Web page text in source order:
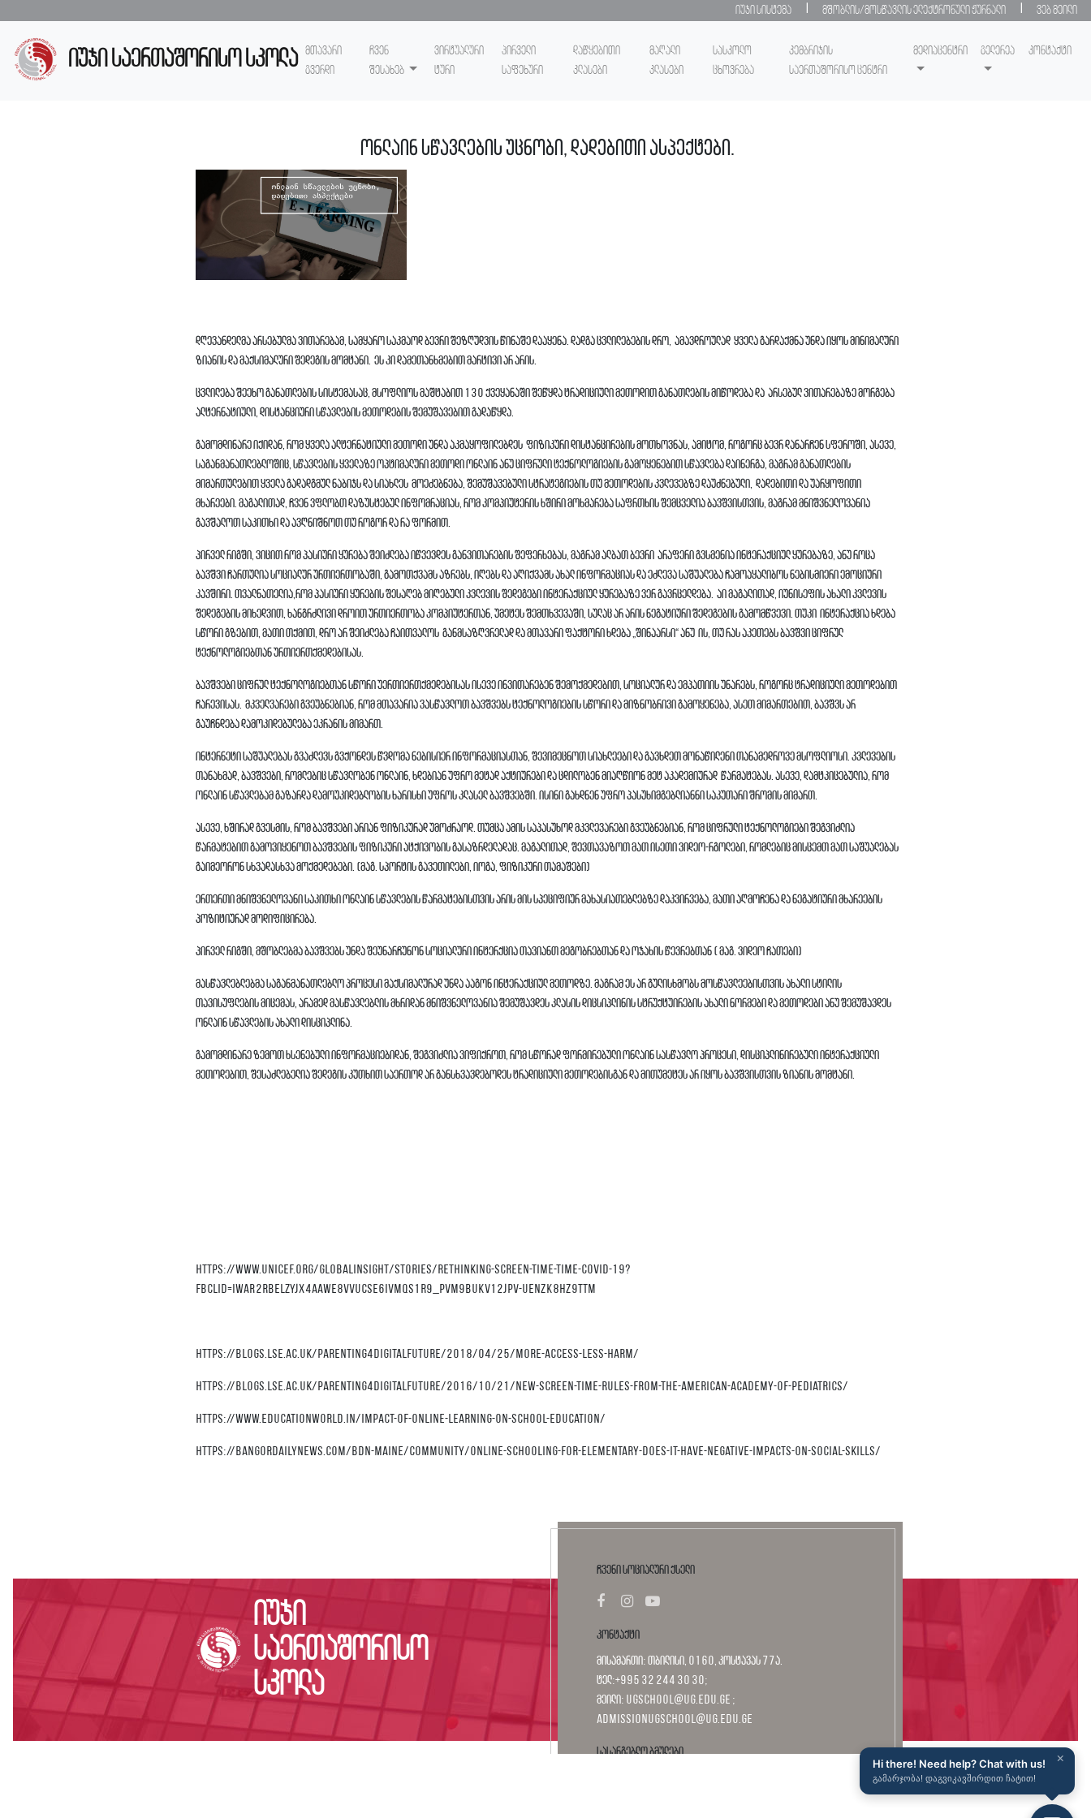
იუჯი სისტემა მშობლის/მოსწავლის ელექტრონული ჟურნალი ვებ მეილი
იუჯი საერთაშორისო სკოლა მთავარი
გვერდი
ჩვენ
შესახებ
ვირტუალური
ტური
პირველი
საფეხური
დაწყებითი
კლასები
მაღალი
კლასები
სასკოლო
ცხოვრება
კემბრიჯის
საერთაშორისო ცენტრი
მედიაცენტრი გელერეა კონტაქტი
ონლაინ სწავლების უცნობი, დადებითი ასპექტები.
დღევანდელმა არსებულმა ვითარებამ, სამყარო საკმაოდ ბევრი შეზღუდვის წინაშე დააყენა. დადგა ცვლილებების დრო, ამავდროულად ყველა გარდაქმნა უნდა იყოს მინიმალური
ზიანის და მაქსიმალური შედეგის მომტანი. ეს კი დამეთანხმებით მარტივი არ არის.
ცვლილება შეეხო განათლების სისტემასაც, მსოფლიოს მაშტაბით 130 ქვეყანაში შეწყდა ტრადიციული მეთოდით განათლების მიწოდება და არსებულ ვითარებაზე მორგება
ალტერნატიული, დისტანციური სწავლების მეთოდების შემუშავებით გადაწყდა.
გამომდინარე იქიდან, რომ ყველა ალტერნატიული მეთოდი უნდა აკმაყოფილებდეს ფიზიკური დისტანცირების მოთხოვნას, ამიტომ, როგორც ბევრ დანარჩენ სფეროში, ასევე,
საგანმანათლებლოშიც, სწავლების ყველაზე ოპტიმალური მეთოდი ონლაინ ანუ ციფრული ტექნოლოგიების გამოყენებით სწავლება დაინერგა, მაგრამ განათლების
მიმართულებით ყველა გადადგმულ ნაბიჯს და სიახლეს მოეძებნება, შემუშავებული სტრატეგიების თუ მეთოდების კვლევებზე დაუძნებული, დადებითი და უარყოფითი
მხარეები. მაგალითად, ჩვენ ვფლობთ დაზუსტებულ ინფომრაციას, რომ კომპიუტერის ხშირი მოხმარება საფრთხის შემცველია ბავშვისთვის, მაგრამ მნიშვნელოვანია
გავშალოთ საკითხი და ავღნიშნოთ თუ როგორ და რა ფორმით.
პირველ რიგში, ვიცით რომ პასიური ყურება შეიძლება იწვევდეს განვითარების შეფერხებას, მაგრამ ალბათ ბევრი არაფერი გვსმენია ინტერაქციულ ყურებაზე, ანუ როცა
ბავშვი ჩართულია სოციალურ ურთიერთობაში, გამოთქვამს აზრებს, იღებს და აღიქვამს ახალ ინფორმაციას და ეძლევა საშუალება ჩამოაყალიბოს ნებისმიერი ემოციური
კავშირი. თვალნათელია,რომ პასიური ყურების შესაღებ მიღებული კვლევის შედეგები ინტერაქციულ ყურებაზე ვერ გავრცელდება. აი მაგალითად, იუნისეფის ახალი კვლევის
შედეგების მიხედვით, ხანგრძლივი დროით ურთიერთობა კომპიუტერთან, უმეტეს შემთხვევაში, სულაც არ არის ნეგატიური შედეგების გამომწვევი. თუკი ინტერაქცია ხდება
სწორი გზებით, მათი თქმით, დრო არ შეიძლება ჩაითვალოს განმსაზღვრელად და მთავარი ფაქტორი ხდება „შინაარსი“ ანუ ის, თუ რას აკეთებს ბავშვი ციფრულ
ტექნოლოგიებთან ურთიერთქმედებისას.
ბავშვები ციფრულ ტექნოლოგიებთან სწორი უერთიერთქმედებისას ისევე ინვითარებენ შემოქმედებით, სოციალურ და ემპათიის უნარებს, როგორც ტრადიციული მეთოდებით
ჩარევისას. მკველვარები გვეუბნებიან, რომ მთავარია ვასწავლოთ ბავშვებს ტექნოლოგიების სწორი და მიზნობრივი გამოყენება, ასეთ მიმართებით, ბავშვს არ
გაუჩნდება დამოკიდებულება ეკრანის მიმართ.
ინტერნეტი საშუალებას გვაძლევს გვქონდეს წვდომა ნებისიერ ინფორმაციასთან, შევიმეცნოთ სიახლეები და გავხდეთ მონაწილენი თანამედროვე მსოფლიოსი. კვლევების
თანახმად, ბავშვები, რომლებიც სწავლობენ ონლაინ, ხდებიან უფრო მეტად აქტიურები და ცდილობენ მიაღწიონ მეტ აკადემიურად წარმატებას. ასევე, დამტკიცებულია, რომ
ონლაინ სწავლებამ გაზარდა დამოუკიდებლობის ხარისხი უფროს კლასელ ბავშვებში. ისინი გახდნენ უფრო პასუხიმგებლიანნი საკუთარი შრომის მიმართ.
ასევე, ხშირად გვესმის, რომ ბავშვები არიან ფიზიკურად უმოძრაოდ. თუმცა ამის საპასუხოდ მკვლევარები გვეუბნებიან, რომ ციფრული ტექნოლოგიები შეგვიძლია
წარმატებით გამოვიყენოთ ბავშვების ფიზიკური ატქივობის გასაზრდელადაც. მაგალითად, შევთავაზოთ მათ ისეთი ვიდეო-რგოლები, რომლებიც მისცემთ მათ საშუალებას
გაიმეორონ სხვადასხვა მოქმედებები. (მაგ. სპორტის გავეთილები, იოგა, ფიზიკური თამაშები)
ერთერთი მნიშვნელოვანი საკითხი ონლაინ სწავლების წარმატებისთვის არის მის სპეციფიურ მახასიათებლებზე დაკვირვება, მათი აღმოჩენა და ნეგატიური მხარეების
პოზიტიურად მოდიფიცირება.
პირველ რიგში, მშობლებმა ბავშვებს უნდა შეუნარჩუნონ სოციალური ინტერქცია თავიანთ მეგობრებთან და ოჯახის წევრებთან ( მაგ. ვიდეო ჩათები)
მასწავლებლებმა საგანმანათლებლო პროცესი მაქსიმალურად უნდა ააგონ ინტერაქციულ მეთოდზე. მაგრამ ეს არ გულისხმობს მოსწავლეებისთვის ახალი სტილის
თავისუფლების მიცემას, არამედ მასწავლებლის მხრიდან მნიშვნელოვანია შემუშავდეს კლასის დიცსიპლინის სტრუქტუირების ახალი ნორმები და მეთოდები ანუ შემუშავდეს
ონლაინ სწავლების ახალი დისციპლინა.
გამომდინარე ზემოთ ხსენებული ინფორმაციებიდან, შეგვიძლია ვიფიქროთ, რომ სწორად ფორმირებული ონლაინ სასწავლო პროცესი, დისციპლინირებული ინტერაქციული
მეთოდებით, შესაძლებელია შედეგის კუთხით საერთოდ არ განსხვავდებოდეს ტრადიციული მეთოდებისგან და მითუმეტეს არ იყოს ბავშვისთვის ზიანის მომტანი.
https://www.unicef.org/globalinsight/stories/rethinking-screen-time-time-covid-19?
fbclid=IwAR2rBELZYjX4aawE8VvUcsE6IVMQs1r9_pvm9BuKv12Jpv-uENzK8Hz9TtM
https://blogs.lse.ac.uk/parenting4digitalfuture/2018/04/25/more-access-less-harm/
https://blogs.lse.ac.uk/parenting4digitalfuture/2016/10/21/new-screen-time-rules-from-the-american-academy-of-pediatrics/
https://www.educationworld.in/impact-of-online-learning-on-school-education/
https://bangordailynews.com/bdn-maine/community/online-schooling-for-elementary-does-it-have-negative-impacts-on-social-skills/
იუჯი
საერთაშორისო
სკოლა
ჩვენი სოციალური ქსელი
კონტაქტი
მისამართი: თბილისი, 0160, კოსტავას 77ა.
ტელ:+995 32 244 30 30;
მეილი: ugschool@ug.edu.ge ;
admissionugschool@ug.edu.ge
სასარგებლო ბმულები
×
Hi there! Need help? Chat with us!
გამარჯობა! დაგვიკავშირდით ჩატით!